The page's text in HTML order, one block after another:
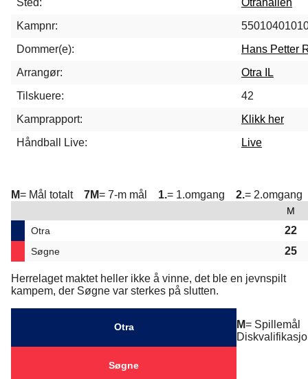
Sted:
Otrahallen
Kampnr:
Dommer(e):
Hans Petter
Arrangør:
Otra IL
Tilskuere:
42
Kamprapport:
Klikk her
Håndball Live:
Live
M= Mål totalt 7M= 7-m mål 1.= 1.omgang 2.= 2.omgang
M
Otra
22
Søgne 25
Herrelaget maktet heller ikke å vinne, det ble en jevnspilt
kampem, der Søgne var sterkes på slutten.
Otra
Søgne
M=